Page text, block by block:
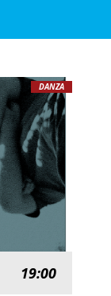
DANZA
19:00